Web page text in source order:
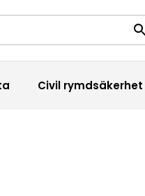
Civil rymdsäkerhet